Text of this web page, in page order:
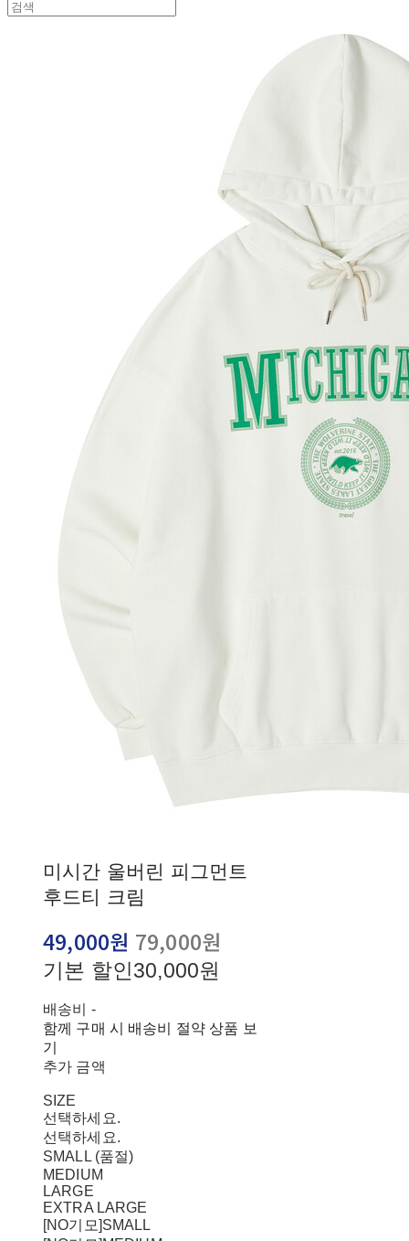
미시간 울버린 피그먼트
후드티 크림
49,000원 79,000원
기본 할인30,000원
배송비 -
함께 구매 시 배송비 절약 상품 보
기
추가 금액
SIZE
선택하세요.
선택하세요.
SMALL (품절)
MEDIUM
LARGE
EXTRA LARGE
[NO기모]SMALL